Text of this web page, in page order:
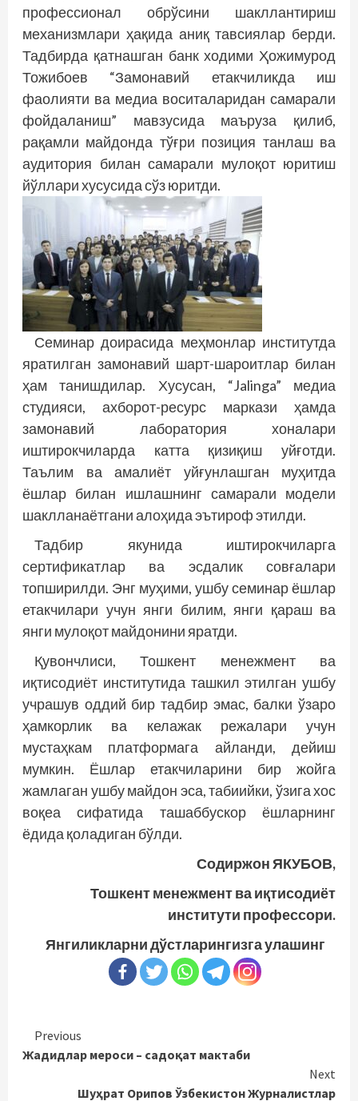
профессионал обрўсини шакллантириш
механизмлари ҳақида аниқ тавсиялар берди.
Тадбирда қатнашган банк ходими Ҳожимурод
Тожибоев “Замонавий етакчиликда иш
фаолияти ва медиа воситаларидан самарали
фойдаланиш” мавзусида маъруза қилиб,
рақамли майдонда тўғри позиция танлаш ва
аудитория билан самарали мулоқот юритиш
йўллари хусусида сўз юритди.
Семинар доирасида меҳмонлар институтда
яратилган замонавий шарт-шароитлар билан
ҳам танишдилар. Хусусан, “Jalinga” медиа
студияси, ахборот-ресурс маркази ҳамда
замонавий лаборатория хоналари
иштирокчиларда катта қизиқиш уйғотди.
Таълим ва амалиёт уйғунлашган муҳитда
ёшлар билан ишлашнинг самарали модели
шаклланаётгани алоҳида эътироф этилди.
Тадбир якунида иштирокчиларга
сертификатлар ва эсдалик совғалари
топширилди. Энг муҳими, ушбу семинар ёшлар
етакчилари учун янги билим, янги қараш ва
янги мулоқот майдонини яратди.
Қувончлиси, Тошкент менежмент ва
иқтисодиёт институтида ташкил этилган ушбу
учрашув оддий бир тадбир эмас, балки ўзаро
ҳамкорлик ва келажак режалари учун
мустаҳкам платформага айланди, дейиш
мумкин. Ёшлар етакчиларини бир жойга
жамлаган ушбу майдон эса, табиийки, ўзига хос
воқеа сифатида ташаббускор ёшларнинг
ёдида қоладиган бўлди.
Содиржон ЯКУБОВ,
Тошкент менежмент ва иқтисодиёт
институти профессори.
Янгиликларни дўстларингизга улашинг
Continue
Reading
Previous
Жадидлар мероси – садоқат мактаби
Next
Шуҳрат Орипов Ўзбекистон Журналистлар